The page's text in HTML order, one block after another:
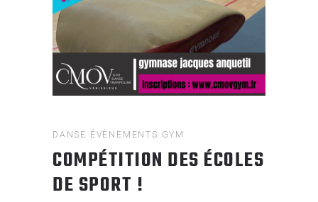
DANSE ÉVÈNEMENTS GYM
COMPÉTITION DES ÉCOLES
DE SPORT !